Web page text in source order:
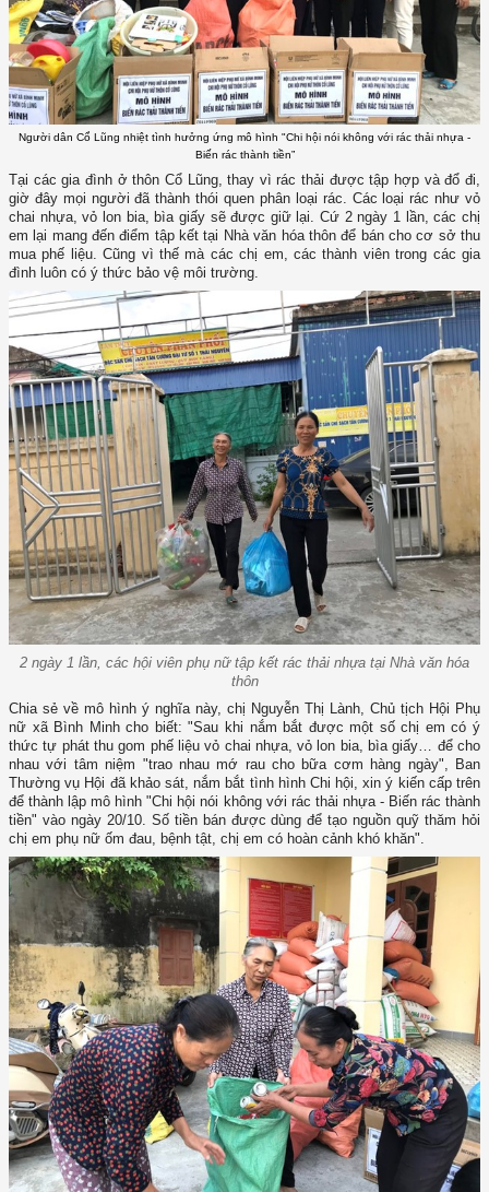
Người dân Cổ Lũng nhiệt tình hưởng ứng mô hình "Chi hội nói không với rác thải nhựa -
Biến rác thành tiền”
Tại các gia đình ở thôn Cổ Lũng, thay vì rác thải được tập hợp và đổ đi,
giờ đây mọi người đã thành thói quen phân loại rác. Các loại rác như vỏ
chai nhựa, vỏ lon bia, bìa giấy sẽ được giữ lại. Cứ 2 ngày 1 lần, các chị
em lại mang đến điểm tập kết tại Nhà văn hóa thôn để bán cho cơ sở thu
mua phế liệu. Cũng vì thế mà các chị em, các thành viên trong các gia
đình luôn có ý thức bảo vệ môi trường.
2 ngày 1 lần, các hội viên phụ nữ tập kết rác thải nhựa tại Nhà văn hóa
thôn
Chia sẻ về mô hình ý nghĩa này, chị Nguyễn Thị Lành, Chủ tịch Hội Phụ
nữ xã Bình Minh cho biết: "Sau khi nắm bắt được một số chị em có ý
thức tự phát thu gom phế liệu vỏ chai nhựa, vỏ lon bia, bìa giấy… để cho
nhau với tâm niệm "trao nhau mớ rau cho bữa cơm hàng ngày", Ban
Thường vụ Hội đã khảo sát, nắm bắt tình hình Chi hội, xin ý kiến cấp trên
để thành lập mô hình "Chi hội nói không với rác thải nhựa - Biến rác thành
tiền" vào ngày 20/10. Số tiền bán được dùng để tạo nguồn quỹ thăm hỏi
chị em phụ nữ ốm đau, bệnh tật, chị em có hoàn cảnh khó khăn".